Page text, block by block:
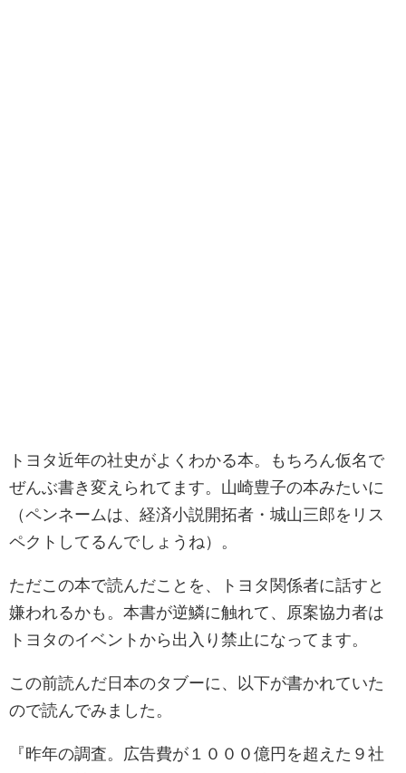
トヨタ近年の社史がよくわかる本。もちろん仮名で
ぜんぶ書き変えられてます。山崎豊子の本みたいに
（ペンネームは、経済小説開拓者・城山三郎をリス
ペクトしてるんでしょうね）。
ただこの本で読んだことを、トヨタ関係者に話すと
嫌われるかも。本書が逆鱗に触れて、原案協力者は
トヨタのイベントから出入り禁止になってます。
この前読んだ日本のタブーに、以下が書かれていた
ので読んでみました。
『昨年の調査。広告費が１０００億円を超えた９社